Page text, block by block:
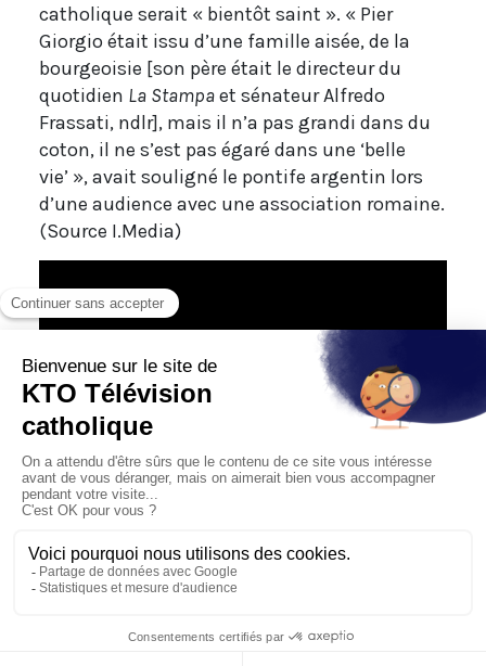
catholique serait « bientôt saint ». « Pier
Giorgio était issu d’une famille aisée, de la
bourgeoisie [son père était le directeur du
quotidien La Stampaet sénateur Alfredo
Frassati, ndlr], mais il n’a pas grandi dans du
coton, il ne s’est pas égaré dans une ‘belle
vie’ », avait souligné le pontife argentin lors
d’une audience avec une association romaine.
(Source I.Media)
Les reliques de Pier Giorgio Frassati présentes aux JMJ
30/07/2016